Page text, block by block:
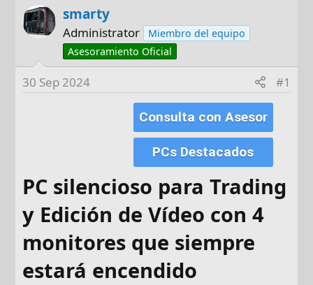
t
o
c
h
a
d
i
smarty
Administrator
Miembro del equipo
Asesoramiento Oficial
30 Sep 2024 #1
Consulta con Asesor
PCs Destacados
PC silencioso para Trading
y Edición de Vídeo con 4
monitores que siempre
estará encendido